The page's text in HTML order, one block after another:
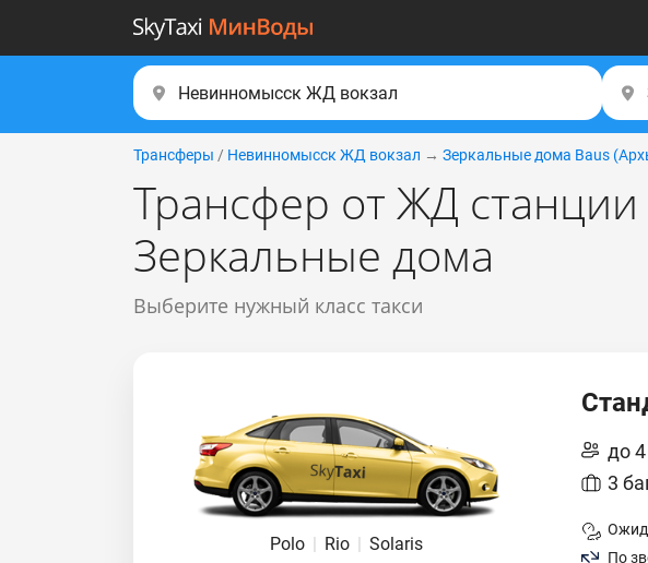
Трансферы / Невинномысск ЖД вокзал → Зеркальные дома Baus
Трансфер от ЖД
Зеркальные дома
Выберите нужный класс такси
Polo | Rio | Solaris
до
3
По